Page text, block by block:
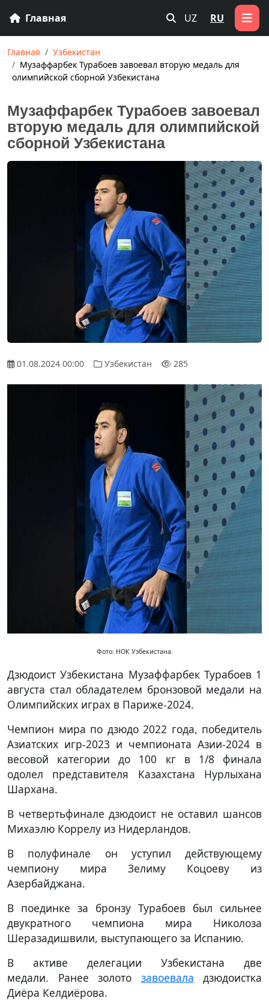
Главная UZ RU
Главная
Узбекистан
Музаффарбек Турабоев завоевал вторую медаль для
олимпийской сборной Узбекистана
Музаффарбек Турабоев завоевал
вторую медаль для олимпийской
сборной Узбекистана
01.08.2024 00:00 Узбекистан 285
Фото: НОК Узбекистана.
Дзюдоист Узбекистана Музаффарбек Турабоев 1
августа стал обладателем бронзовой медали на
Олимпийских играх в Париже-2024.
Чемпион мира по дзюдо 2022 года, победитель
Азиатских игр-2023 и чемпионата Азии-2024 в
весовой категории до 100 кг в 1/8 финала
одолел представителя Казахстана Нурлыхана
Шархана.
В четвертьфинале дзюдоист не оставил шансов
Михаэлю Коррелу из Нидерландов.
В полуфинале он уступил действующему
чемпиону мира Зелиму Коцоеву из
Азербайджана.
В поединке за бронзу Турабоев был сильнее
двукратного чемпиона мира Николоза
Шеразадишвили, выступающего за Испанию.
В активе делегации Узбекистана две
медали. Ранее золото завоевала дзюдоистка
Диёра Келдиёрова.